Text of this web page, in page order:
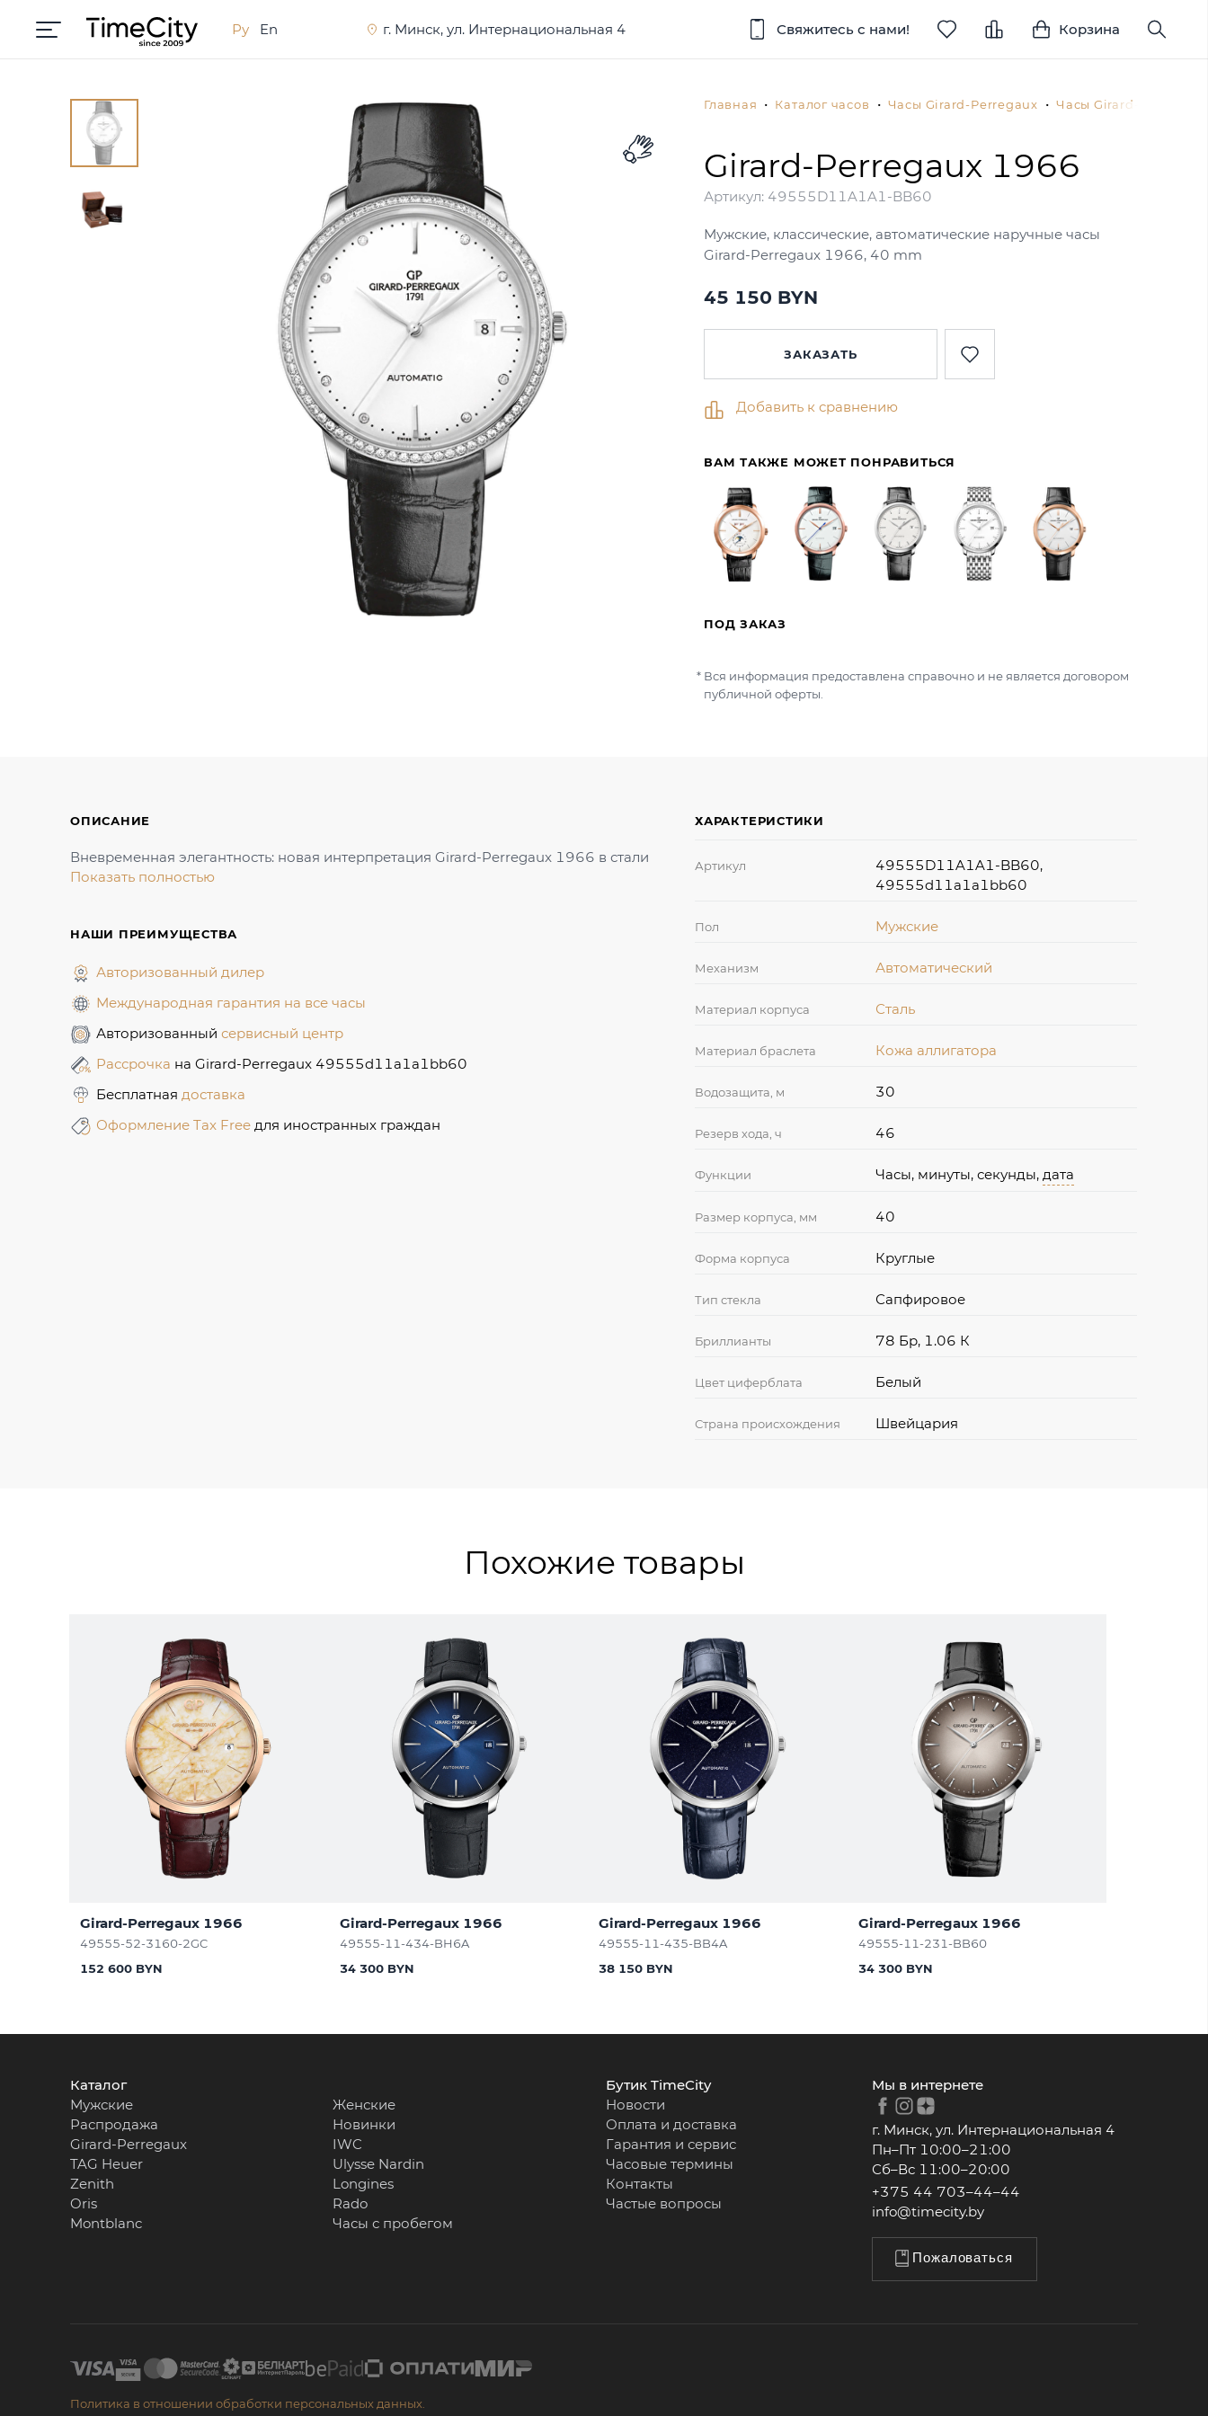
Ру En г. Минск, ул. Интернациональная 4 Свяжитесь с нами! Корзина
Главная Каталог часов Часы Girard-Perregaux Часы Girard-
Girard-Perregaux 1966
Артикул: 49555D11A1A1-BB60
Мужские, классические, автоматические наручные часы
Girard-Perregaux 1966, 40 mm
45 150 BYN
ЗАКАЗАТЬ
Добавить к сравнению
ВАМ ТАКЖЕ МОЖЕТ ПОНРАВИТЬСЯ
ПОД ЗАКАЗ
Вся информация предоставлена справочно и не является договором
публичной оферты.
ОПИСАНИЕ
Вневременная элегантность: новая интерпретация Girard-Perregaux 1966 в стали
Показать полностью
НАШИ ПРЕИМУЩЕСТВА
Авторизованный дилер
Международная гарантия на все часы
Авторизованный сервисный центр
Рассрочка на Girard-Perregaux 49555d11a1a1bb60
Бесплатная доставка
Оформление Tax Free для иностранных граждан
ХАРАКТЕРИСТИКИ
Артикул
49555D11A1A1-BB60,
49555d11a1a1bb60
Пол Мужские
Механизм Автоматический
Материал корпуса Сталь
Материал браслета Кожа аллигатора
Водозащита, м 30
Резерв хода, ч 46
Функции Часы, минуты, секунды,дата
Размер корпуса, мм 40
Форма корпуса Круглые
Тип стекла Сапфировое
Бриллианты 78 Бр, 1.06 К
Цвет циферблата Белый
Страна происхождения Швейцария
Похожие товары
Girard-Perregaux 1966
49555-52-3160-2GC
152 600 BYN
Girard-Perregaux 1966
49555-11-434-BH6A
34 300 BYN
Girard-Perregaux 1966
49555-11-435-BB4A
38 150 BYN
Girard-Perregaux 1966
49555-11-231-BB60
34 300 BYN
Каталог
Мужские
Женские
Распродажа
Новинки
Girard-Perregaux
IWC
TAG Heuer
Ulysse Nardin
Zenith
Longines
Oris
Rado
Montblanc
Часы с пробегом
Бутик TimeCity
Новости
Оплата и доставка
Гарантия и сервис
Часовые термины
Контакты
Частые вопросы
Мы в интернете
г. Минск, ул. Интернациональная 4
Пн–Пт 10:00–21:00
Сб–Вс 11:00–20:00
+375 44 703–44–44
info@timecity.by
Пожаловаться
Политика в отношении обработки персональных данных.